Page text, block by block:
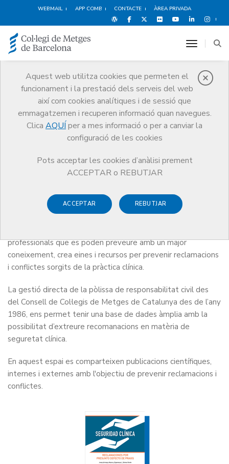
WEBMAIL APP COMB CONTACTE ÀREA PRIVADA
Aquest web utilitza cookies que permeten el
funcionament i la prestació dels serveis del web
així com cookies analítiques i de sessió que
emmagatzemen i recuperen informació quan navegues.
Clica AQUÍ per a mes informació o per a canviar la
configuració de les cookies
Pots acceptar les cookies d’anàlisi prement
ACCEPTAR o REBUTJAR
ACCEPTAR REBUTJAR
toggle
Publicacions
Publicacions
Responsabilitat mèdica i Seguretat Clínica
Seguretat Clínica
professionals que es poden preveure amb un major
coneixement, crea eines i recursos per prevenir reclamacions
i conflictes sorgits de la pràctica clínica.
La gestió directa de la pòlissa de responsabilitat civil des
del Consell de Col·legis de Metges de Catalunya des de l’any
1986, ens permet tenir una base de dades àmplia amb la
possibilitat d’extreure recomanacions en matèria de
seguretat clínica.
En aquest espai es comparteixen publicacions científiques,
internes i externes amb l'objectiu de prevenir reclamacions i
conflictes.